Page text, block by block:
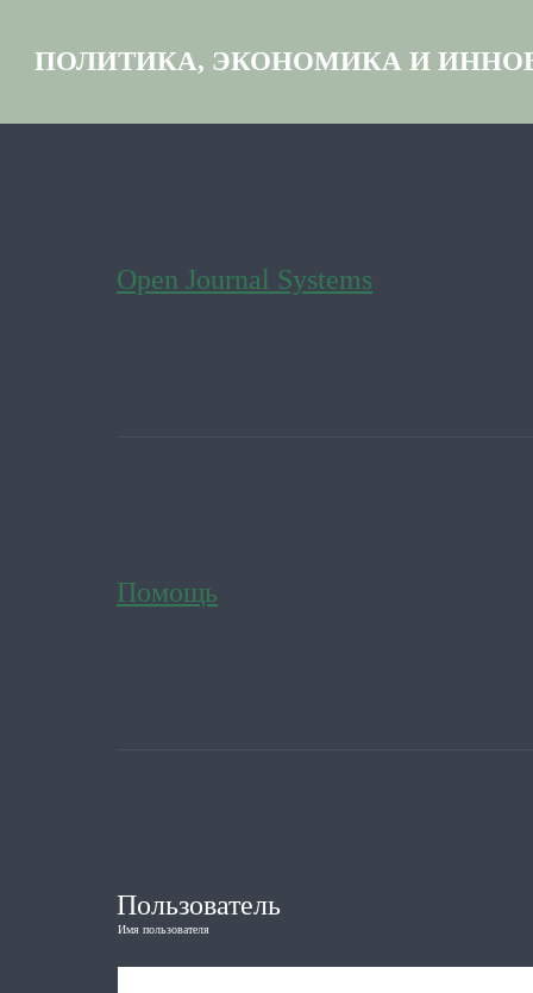
ПОЛИТИКА, ЭКОНОМИКА И
Open Journal Systems
Помощь
Пользователь
Имя пользователя